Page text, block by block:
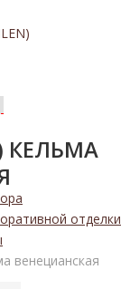
КЕЛЬМА
отделки
венецианская